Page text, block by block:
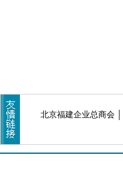
北京福建企业总商会